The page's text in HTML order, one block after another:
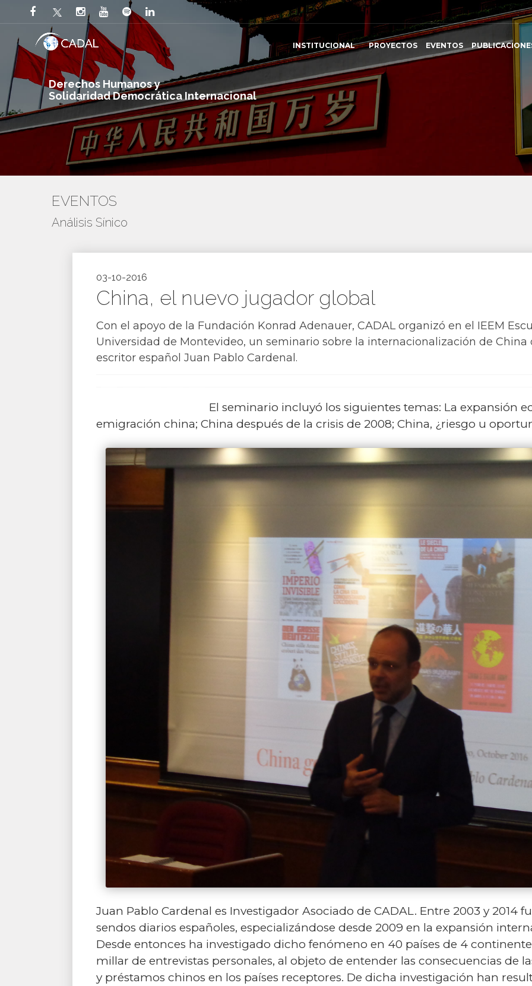
Derechos Humanos y
Solidaridad Democrática Internacional
INSTITUCIONAL PROYECTOS EVENTOS
EVENTOS
Análisis Sínico
03-10-2016
China, el nuevo jugador global
Con el apoyo de la Fundación Konrad Adenauer, CADAL organizó en el IEEM
Universidad de Montevideo, un seminario sobre la internacionalización de
escritor español Juan Pablo Cardenal.
El seminario incluyó los siguientes temas: La expansión
emigración china; China después de la crisis de 2008; China, ¿riesgo u
Juan Pablo Cardenal es Investigador Asociado de CADAL. Entre 2003 y 2014
sendos diarios españoles, especializándose desde 2009 en la expansión
Desde entonces ha investigado dicho fenómeno en 40 países de 4
millar de entrevistas personales, al objeto de entender las consecuencias de
y préstamos chinos en los países receptores. De dicha investigación han